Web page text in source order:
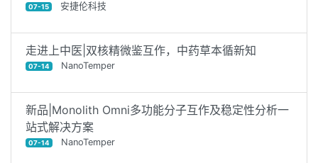
07-15 安捷伦科技
走进上中医|双核精微鉴互作，中药草本循新知
07-14 NanoTemper
新品|Monolith Omni多功能分子互作及稳定性分析一
站式解决方案
07-14 NanoTemper